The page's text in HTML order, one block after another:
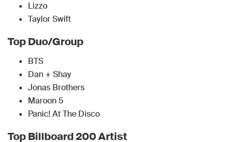
Lizzo
Taylor Swift
Top Duo/Group
BTS
Dan + Shay
Jonas Brothers
Maroon 5
Panic! At The Disco
Top Billboard 200 Artist